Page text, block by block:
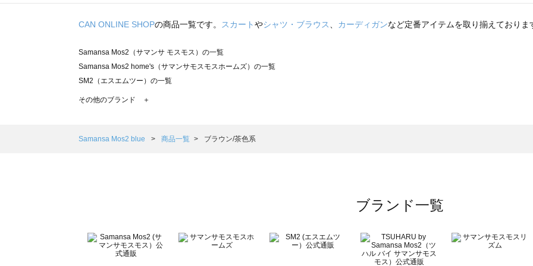
CAN ONLINE SHOPの商品一覧です。 スカートやシャツ・ブラウス、 カーディガンなど定番アイテムを取り揃えておりま
Samansa Mos2（サマンサ モスモス）の一覧
Samansa Mos2 home's（サマンサモスモスホームズ）の一覧
SM2（エスエムツー）の一覧
TSUHARU by Samansa Mos2（ツハルバイサマンサモスモス）の一覧
Samansa Mos2 Lagom（サマンサモスモス ラーゴム）の一覧
BETTY'S BLUE（べティーズブルー）の一覧
Wpc.（ワールドパーティー）の一覧
その他のブランド ＋
Samansa Mos2 blue 商品一覧 ブラウン/茶色系
ブランド一覧